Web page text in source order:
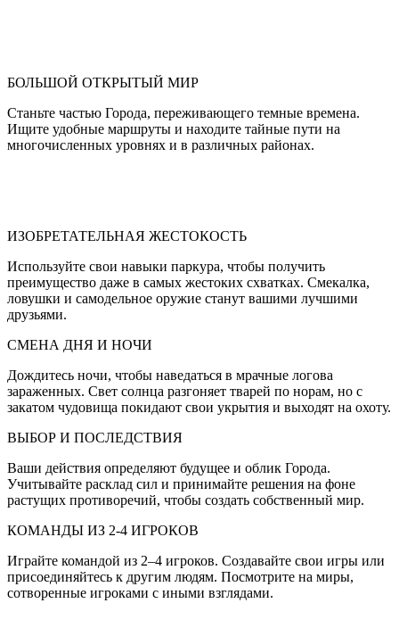
БОЛЬШОЙ ОТКРЫТЫЙ МИР
Станьте частью Города, переживающего темные времена.
Ищите удобные маршруты и находите тайные пути на
многочисленных уровнях и в различных районах.
ИЗОБРЕТАТЕЛЬНАЯ ЖЕСТОКОСТЬ
Используйте свои навыки паркура, чтобы получить
преимущество даже в самых жестоких схватках. Смекалка,
ловушки и самодельное оружие станут вашими лучшими
друзьями.
СМЕНА ДНЯ И НОЧИ
Дождитесь ночи, чтобы наведаться в мрачные логова
зараженных. Свет солнца разгоняет тварей по норам, но с
закатом чудовища покидают свои укрытия и выходят на охоту.
ВЫБОР И ПОСЛЕДСТВИЯ
Ваши действия определяют будущее и облик Города.
Учитывайте расклад сил и принимайте решения на фоне
растущих противоречий, чтобы создать собственный мир.
КОМАНДЫ ИЗ 2-4 ИГРОКОВ
Играйте командой из 2–4 игроков. Создавайте свои игры или
присоединяйтесь к другим людям. Посмотрите на миры,
сотворенные игроками с иными взглядами.